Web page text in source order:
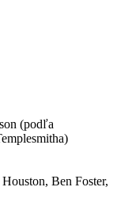
(podľa
Ben Foster,